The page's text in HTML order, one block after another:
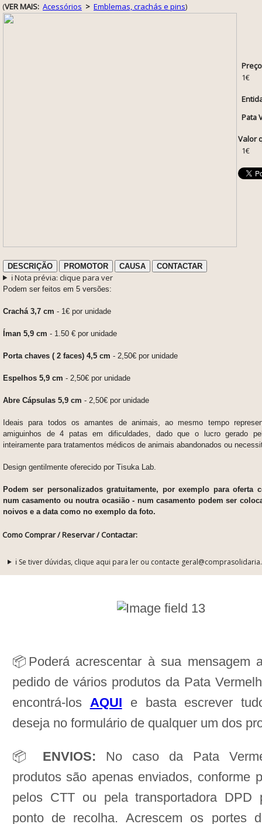
(VER MAIS: Acessórios > Emblemas, crachás e pins)
1€
Pata
Valor
1€
DESCRIÇÃO PROMOTOR CAUSA CONTACTAR
ℹ️ Nota prévia: clique para ver
Podem ser feitos em 5 versões:
Crachá 3,7 cm - 1€ por unidade
Íman 5,9 cm - 1.50 € por unidade
Porta chaves ( 2 faces) 4,5 cm - 2,50€ por unidade
Espelhos 5,9 cm - 2,50€ por unidade
Abre Cápsulas 5,9 cm - 2,50€ por unidade
Ideais para todos os amantes de animais, ao mesmo tempo
amiguinhos de 4 patas em dificuldades, dado que o lucro gerado
inteiramente para tratamentos médicos de animais abandonados ou
Design gentilmente oferecido por Tisuka Lab.
Podem ser personalizados gratuitamente, por exemplo para oferta
num casamento ou noutra ocasião - num casamento podem ser
noivos e a data como no exemplo da foto.
Como Comprar / Reservar / Contactar:
ℹ️ Se tiver dúvidas, clique aqui para ler ou contacte